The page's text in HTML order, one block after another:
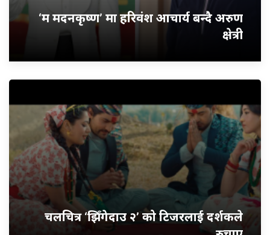
‘म मदनकृष्ण’ मा हरिवंश आचार्य बन्दै अरुण
क्षेत्री
चलचित्र ‘झिँगेदाउ २’ को टिजरलाई दर्शकले